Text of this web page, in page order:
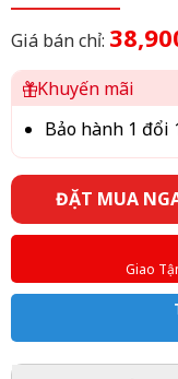
Giá bán chỉ:
Khuyến mãi
Bảo hành 1 đổi
ĐẶT MUA
Giao